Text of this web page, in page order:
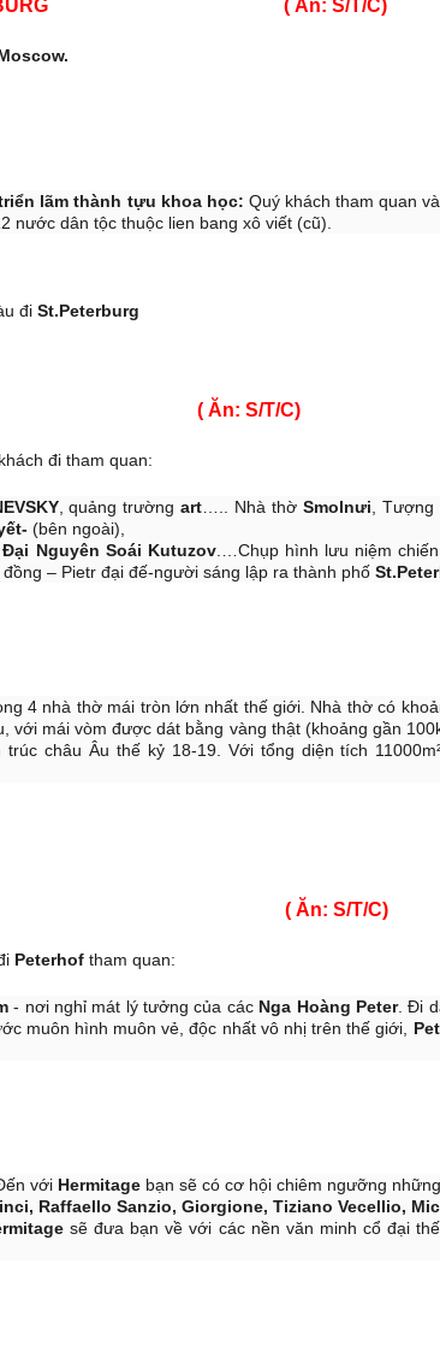
PERERBURG ( Ăn: S/T/C)
lãm thành tựu khoa học: Quý khách tham quan
dân tộc thuộc lien bang xô viết (cũ).
đi St.Peterburg
( Ăn: S/T/C)
đi tham quan:
, quảng trườngart ….. Nhà thờSmolnưi ,
(bên ngoài),
Đại Nguyên Soái Kutuzov.… Chụp hình lưu niệm
đồng – Pietr đại đế-người sáng lập ra thành phố
4 nhà thờ mái tròn lớn nhất thế giới. Nhà thờ có
mái vòm được dát bằng vàng thật (khoảng gần
châu Âu thế kỷ 18-19. Với tổng diện tích
( Ăn: S/T/C)
Peterhof tham quan:
- nơi nghỉ mát lý tưởng của các Nga Hoàng Peter. Đi
muôn hình muôn vẻ, độc nhất vô nhị trên thế giới,
với Hermitage bạn sẽ có cơ hội chiêm ngưỡng
Raffaello Sanzio, Giorgione, Tiziano Vecellio,
sẽ đưa bạn về với các nền văn minh cổ đại